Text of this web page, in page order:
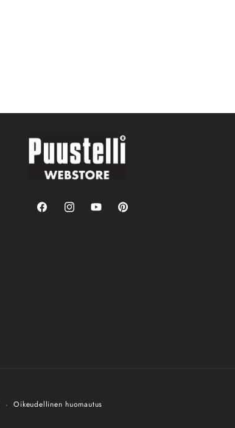
FacebookInstagramYouTubePinterest
Oikeudellinen huomautus